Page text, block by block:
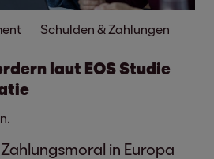
Schulden & Zahlungen
laut EOS Studie
in Europa